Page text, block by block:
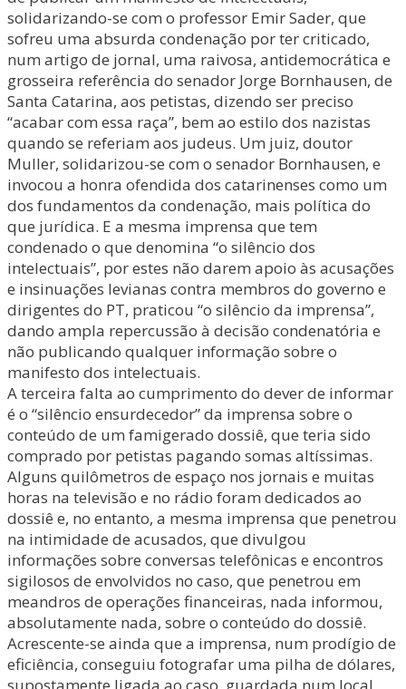
solidarizando-se com o professor Emir Sader, que
sofreu uma absurda condenação por ter criticado,
num artigo de jornal, uma raivosa, antidemocrática e
grosseira referência do senador Jorge Bornhausen, de
Santa Catarina, aos petistas, dizendo ser preciso
“acabar com essa raça”, bem ao estilo dos nazistas
quando se referiam aos judeus. Um juiz, doutor
Muller, solidarizou-se com o senador Bornhausen, e
invocou a honra ofendida dos catarinenses como um
dos fundamentos da condenação, mais política do
que jurídica. E a mesma imprensa que tem
condenado o que denomina “o silêncio dos
intelectuais”, por estes não darem apoio às acusações
e insinuações levianas contra membros do governo e
dirigentes do PT, praticou “o silêncio da imprensa”,
dando ampla repercussão à decisão condenatória e
não publicando qualquer informação sobre o
manifesto dos intelectuais.
A terceira falta ao cumprimento do dever de informar
é o “silêncio ensurdecedor” da imprensa sobre o
conteúdo de um famigerado dossiê, que teria sido
comprado por petistas pagando somas altíssimas.
Alguns quilômetros de espaço nos jornais e muitas
horas na televisão e no rádio foram dedicados ao
dossiê e, no entanto, a mesma imprensa que penetrou
na intimidade de acusados, que divulgou
informações sobre conversas telefônicas e encontros
sigilosos de envolvidos no caso, que penetrou em
meandros de operações financeiras, nada informou,
absolutamente nada, sobre o conteúdo do dossiê.
Acrescente-se ainda que a imprensa, num prodígio de
eficiência, conseguiu fotografar uma pilha de dólares,
supostamente ligada ao caso, guardada num local